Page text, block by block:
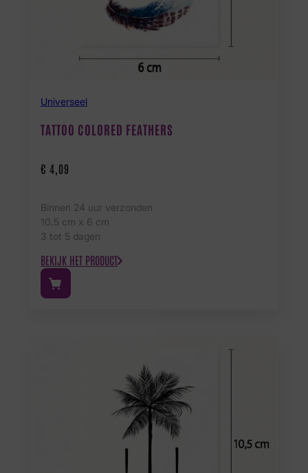
Universeel
TATTOO COLORED FEATHERS
€ 4,09
Binnen 24 uur verzonden
10.5 cm x 6 cm
3 tot 5 dagen
BEKIJK HET PRODUCT